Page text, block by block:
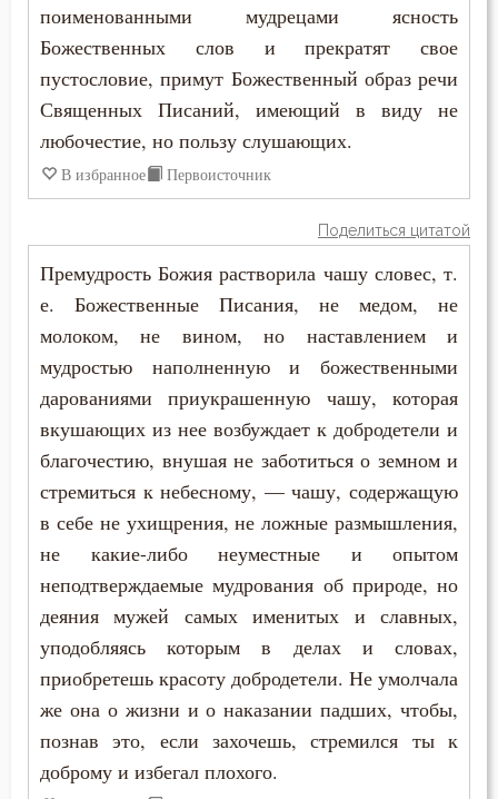
поименованными мудрецами ясность
Божественных слов и прекратят свое
пустословие, примут Божественный образ речи
Священных Писаний, имеющий в виду не
любочестие, но пользу слушающих.
В избранное Первоисточник
Поделиться цитатой
Премудрость Божия растворила чашу словес, т.
е. Божественные Писания, не медом, не
молоком, не вином, но наставлением и
мудростью наполненную и божественными
дарованиями приукрашенную чашу, которая
вкушающих из нее возбуждает к добродетели и
благочестию, внушая не заботиться о земном и
стремиться к небесному, — чашу, содержащую
в себе не ухищрения, не ложные размышления,
не какие-либо неуместные и опытом
неподтверждаемые мудрования об природе, но
деяния мужей самых именитых и славных,
уподобляясь которым в делах и словах,
приобретешь красоту добродетели. Не умолчала
же она о жизни и о наказании падших, чтобы,
познав это, если захочешь, стремился ты к
доброму и избегал плохого.